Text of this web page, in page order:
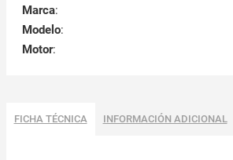
Marca:
Modelo:
Motor:
FICHA TÉCNICA INFORMACIÓN ADICIONAL